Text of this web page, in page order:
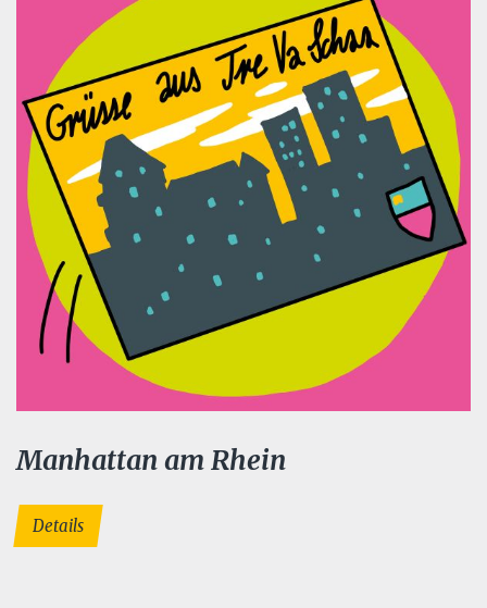
Manhattan am Rhein
Details